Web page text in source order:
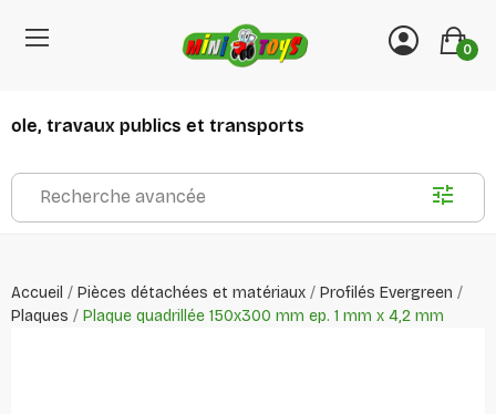
0
travaux publics et transports
Recherche avancée
Accueil Pièces détachées et matériaux
Profilés Evergreen
Plaques
Plaque quadrillée 150x300 mm ep. 1 mm x 4,2 mm